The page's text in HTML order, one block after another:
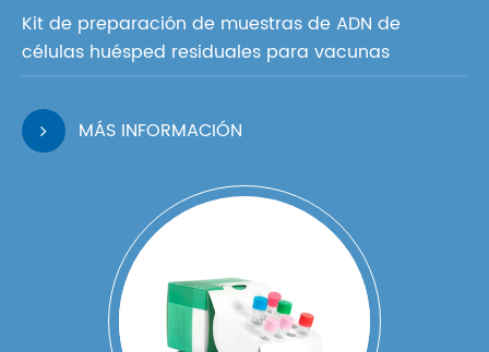
Kit de preparación de muestras de ADN de
células huésped residuales para vacunas
MÁS INFORMACIÓN